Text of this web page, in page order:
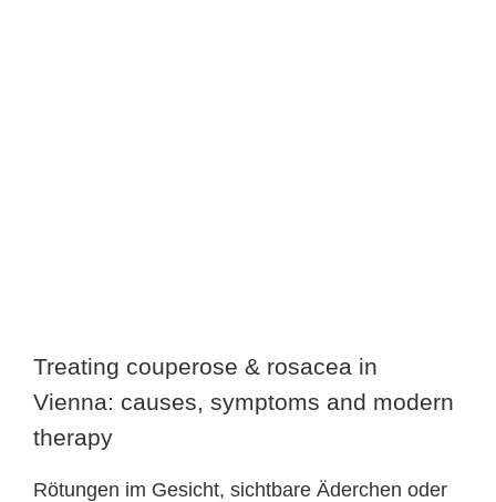
Treating couperose & rosacea in
Vienna: causes, symptoms and modern
therapy
Rötungen im Gesicht, sichtbare Äderchen oder